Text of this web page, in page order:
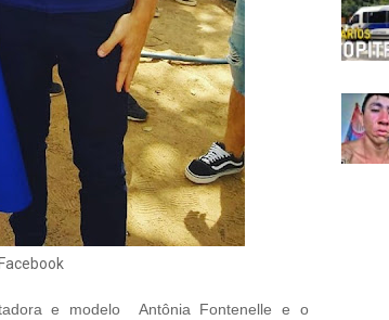
e modelo Antônia Fontenelle e o